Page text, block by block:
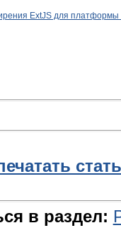
ExtJS для платформы
в раздел: